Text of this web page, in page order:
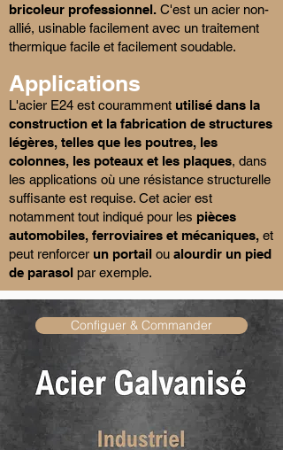
bricoleur professionnel. C'est un acier non-
allié, usinable facilement avec un traitement
thermique facile et facilement soudable.
Applications
L'acier E24 est couramment utilisé dans la
construction et la fabrication de structures
légères, telles que les poutres, les
colonnes, les poteaux et les plaques, dans
les applications où une résistance structurelle
suffisante est requise. Cet acier est
notamment tout indiqué pour les pièces
automobiles, ferroviaires et mécaniques, et
peut renforcer un portail ou alourdir un pied
de parasol par exemple.
Configuer & Commander